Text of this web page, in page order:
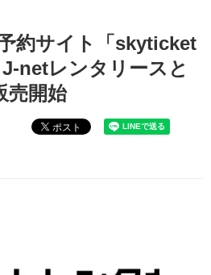
タカー予約サイト「skyticketレンタカー」
約サイト「skyticket
netレンタリースと
売開始
ポスト